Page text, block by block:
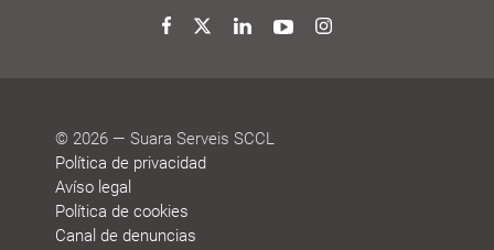
Facebook
TwitterLinkedInYouTubeInstagram
© 2026 — Suara Serveis SCCL
Política de privacidad
Avíso legal
Política de cookies
Canal de denuncias